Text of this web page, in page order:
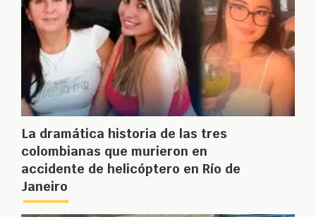
La dramática historia de las tres
colombianas que murieron en
accidente de helicóptero en Río de
Janeiro